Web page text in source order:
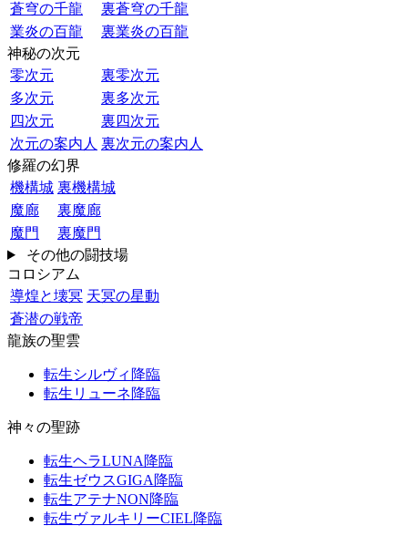
蒼穹の千龍
裏蒼穹の千龍
業炎の百龍
裏業炎の百龍
神秘の次元
零次元
裏零次元
多次元
裏多次元
四次元
裏四次元
次元の案内人 裏次元の案内人
修羅の幻界
機構城 裏機構城
魔廊
裏魔廊
魔門
裏魔門
その他の闘技場
コロシアム
導煌と壊冥 天冥の星動
蒼潜の戦帝
龍族の聖雲
転生シルヴィ降臨
転生リューネ降臨
神々の聖跡
転生ヘラLUNA降臨
転生ゼウスGIGA降臨
転生アテナNON降臨
転生ヴァルキリーCIEL降臨